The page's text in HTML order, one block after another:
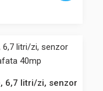
6,7 litri/zi, senzor